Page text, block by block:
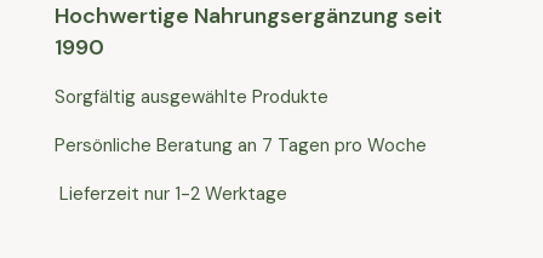
Hochwertige Nahrungsergänzung seit
1990
Sorgfältig ausgewählte Produkte
Persönliche Beratung an 7 Tagen pro Woche
Lieferzeit nur 1-2 Werktage